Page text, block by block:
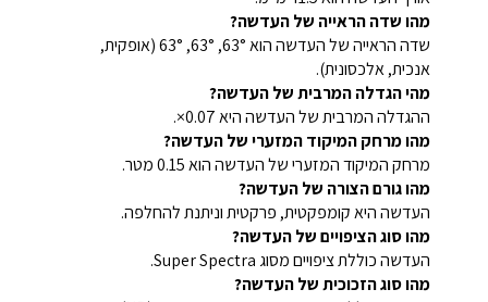
מהו שדה הראייה של העדשה?
שדה הראייה של העדשה הוא 63°, 63°, 63° (אופקית,
אנכית, אלכסונית).
מהי הגדלה המרבית של העדשה?
ההגדלה המרבית של העדשה היא 0.07×.
מהו מרחק המיקוד המזערי של העדשה?
מרחק המיקוד המזערי של העדשה הוא 0.15 מטר.
מהו גורם הצורה של העדשה?
העדשה היא קומפקטית, פרקטית וניתנת להחלפה.
מהו סוג הציפויים של העדשה?
העדשה כוללת ציפויים מסוג Super Spectra.
מהו סוג הזכוכית של העדשה?